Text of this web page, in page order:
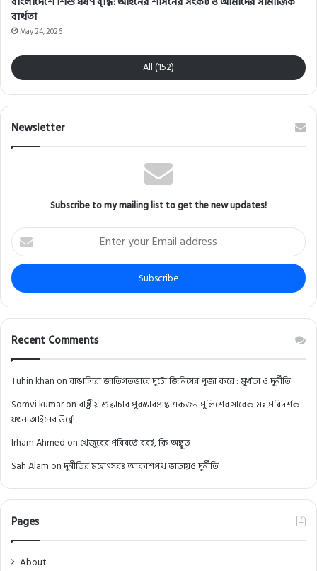
ব্যর্থতা
May 24, 2026
All (152)
Newsletter
Subscribe to my mailing list to get the new updates!
Enter
your
Email
address
Recent Comments
Tuhin khan onবাঙালিরা জাতিগতভাবে দুটো জিনিসের পূজা করে : মূর্খতা ও দুর্নীতি
Somvi kumaronরাষ্ট্রীয় শুদ্ধাচার পুরস্কারপ্রাপ্ত একজন পুলিশের সাবেক মহাপরিদর্শক
যখন আইনের উর্ধ্বে!
Irham Ahmed on খেজুরের পরিবর্তে বরই, কি অদ্ভুত
Sah Alam onদুর্নীতির মহোৎসবঃ আকাশপথ ভাড়ায়ও দুর্নীতি
Pages
About